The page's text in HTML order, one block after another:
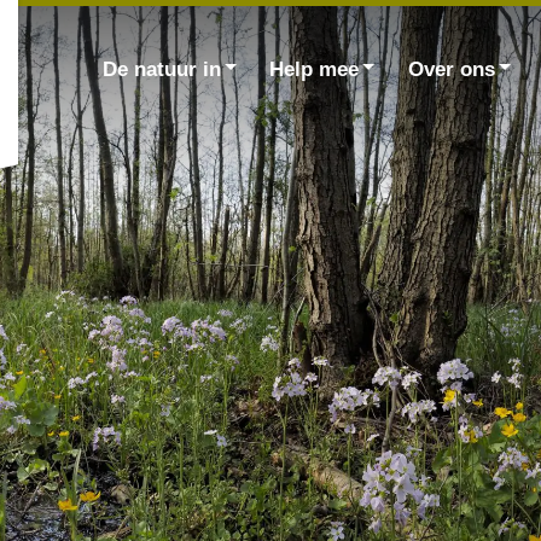
Zoek
naar:
De natuur in Help mee Over ons